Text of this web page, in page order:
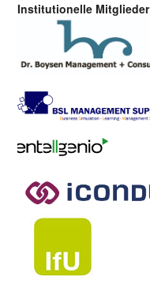
Institutionelle Mitglieder